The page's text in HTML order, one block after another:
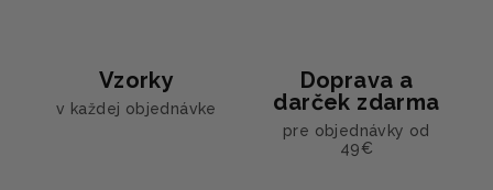
Vzorky
v každej objednávke
Doprava a
darček zdarma
pre objednávky od
49€